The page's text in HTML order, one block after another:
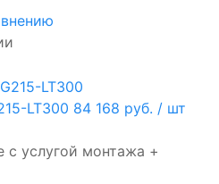
LT300 84 168 руб. / шт
с услугой монтажа +